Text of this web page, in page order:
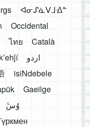
ᐊᓂᔑᓈᐯᒧᐎᓐ
Occidental
ไทย
Català
اردو
isiNdebele
Gaeilge
َوُسَ